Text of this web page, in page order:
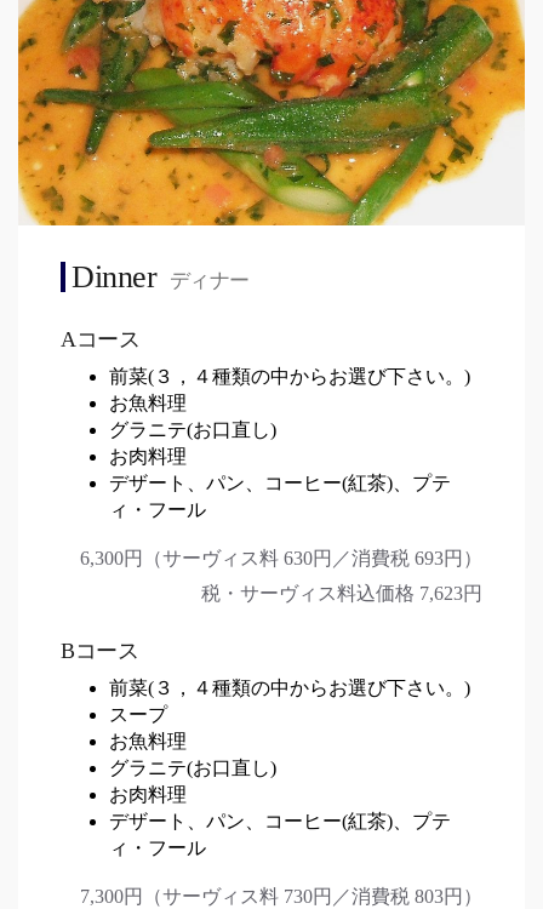
Dinner ディナー
Aコース
前菜(３，４種類の中からお選び下さい。)
お魚料理
グラニテ(お口直し)
お肉料理
デザート、パン、コーヒー(紅茶)、プテ
ィ・フール
6,300円（サーヴィス料 630円／消費税 693円）
税・サーヴィス料込価格 7,623円
Bコース
前菜(３，４種類の中からお選び下さい。)
スープ
お魚料理
グラニテ(お口直し)
お肉料理
デザート、パン、コーヒー(紅茶)、プテ
ィ・フール
7,300円（サーヴィス料 730円／消費税 803円）